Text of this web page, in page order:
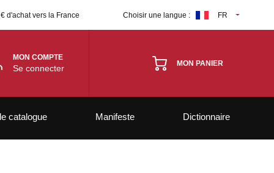
d'achat vers la France Choisir une langue : FR
MON COMPTE
Se connecter MON PANIER
catalogue Manifeste Dictionnaire